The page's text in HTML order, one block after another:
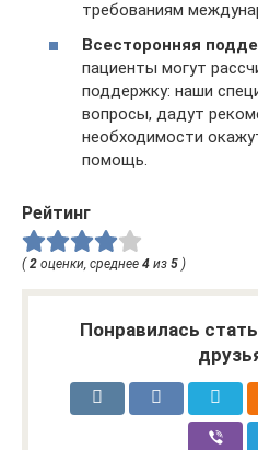
требованиям
Всесторонняя
пациенты могут
поддержку: наши
вопросы, дадут
необходимости
помощь.
Рейтинг
( 2 оценки, среднее 4 из 5 )
Понравилась